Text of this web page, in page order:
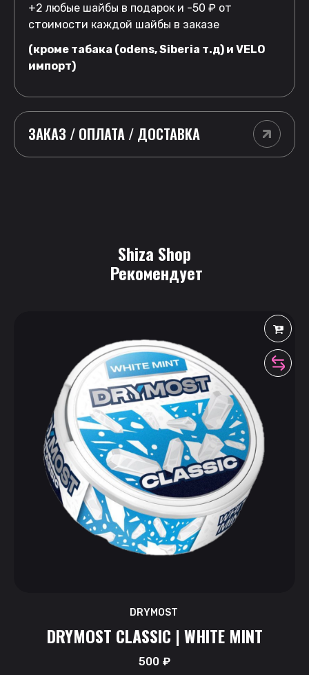
+2 любые шайбы в подарок и -50 ₽ от
стоимости каждой шайбы в заказе
(кроме табака (odens, Siberia т.д) и VELO
импорт)
ЗАКАЗ / ОПЛАТА / ДОСТАВКА
Shiza Shop
Рекомендует
DRYMOST
DRYMOST CLASSIC | WHITE MINT
500₽